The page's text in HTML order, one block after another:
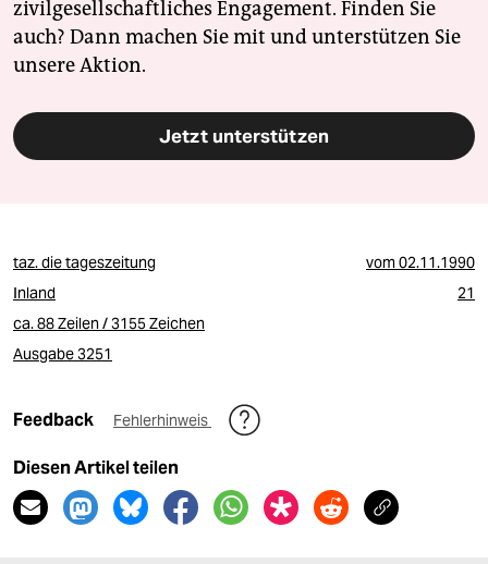
zivilgesellschaftliches Engagement. Finden Sie
auch? Dann machen Sie mit und unterstützen Sie
unsere Aktion.
Jetzt unterstützen
taz. die tageszeitung vom02.11.1990
Inland
21
ca. 88 Zeilen / 3155 Zeichen
Ausgabe 3251
Feedback Fehlerhinweis
Diesen Artikel teilen